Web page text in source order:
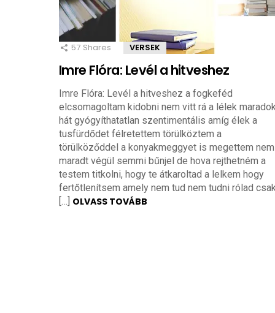
57 Shares VERSEK
Imre Flóra: Levél a hitveshez
Imre Flóra: Levél a hitveshez a fogkeféd
elcsomagoltam kidobni nem vitt rá a lélek
hát gyógyíthatatlan szentimentális amíg élek a
tusfürdődet félretettem törülköztem a
törülköződdel a konyakmeggyet is megettem nem
maradt végül semmi bűnjel de hova rejthetném a
testem titkolni, hogy te átkaroltad a lelkem hogy
fertőtlenítsem amely nem tud nem tudni rólad
[…] OLVASS TOVÁBB